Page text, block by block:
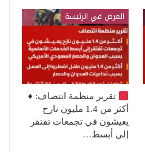
العرض في الرئيسة
تقرير منظمة انتصاف: ♦️
أكثر من 1.4 مليون نازح
يعيشون في تجمعات تفتقر
إلى أبسط…